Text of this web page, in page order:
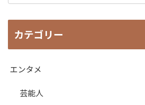
カテゴリー
エンタメ
芸能人